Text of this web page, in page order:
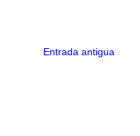
Entrada antigua